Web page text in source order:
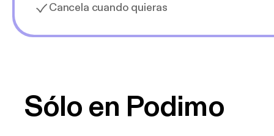
Cancela cuando quieras
Sólo en Podimo